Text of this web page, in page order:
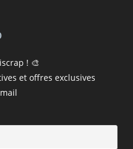
! 🎨
et offres exclusives